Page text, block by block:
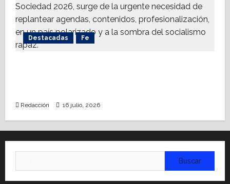
Destacadas Fe
Redacción 16 julio, 2026